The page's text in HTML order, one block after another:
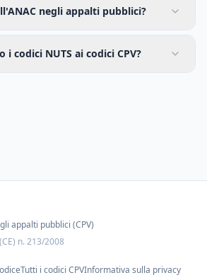
negli appalti pubblici?
i codici NUTS ai codici CPV?
appalti pubblici (CPV)
n. 213/2008
Tutti i codici CPVInformativa sulla privacy